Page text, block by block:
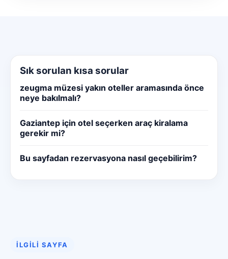
Sık sorulan kısa sorular
zeugma müzesi yakın oteller aramasında önce
neye bakılmalı?
Gaziantep için otel seçerken araç kiralama
gerekir mi?
Bu sayfadan rezervasyona nasıl geçebilirim?
İLGILI SAYFA